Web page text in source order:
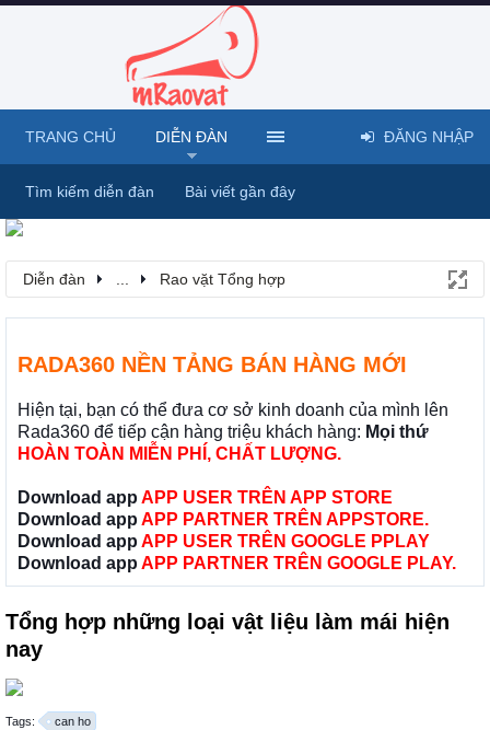
Diễn đàn Rao vặt Tổng hợp
RADA360 NỀN TẢNG BÁN HÀNG MỚI
Hiện tại, bạn có thể đưa cơ sở kinh doanh của mình lên
Rada360 để tiếp cận hàng triệu khách hàng: Mọi thứ
HOÀN TOÀN MIỄN PHÍ, CHẤT LƯỢNG.
Download app APP USER TRÊN APP STORE
Download app APP PARTNER TRÊN APPSTORE.
Download app APP USER TRÊN GOOGLE PPLAY
Download app APP PARTNER TRÊN GOOGLE PLAY.
Tổng hợp những loại vật liệu làm mái hiện
nay
Tags: can ho
TRANG CHỦ DIỄN ĐÀN
Tìm kiếm diễn đàn Bài viết gần đây
ĐĂNG NHẬP